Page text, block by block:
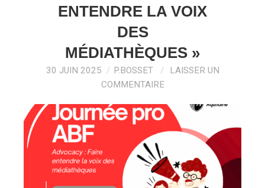
RESSOURCES
OFFRES D’EMPLOIS
ENTENDRE LA VOIX
DES
MÉDIATHÈQUES »
30 JUIN 2025 P.BOSSET
LAISSER UN
COMMENTAIRE